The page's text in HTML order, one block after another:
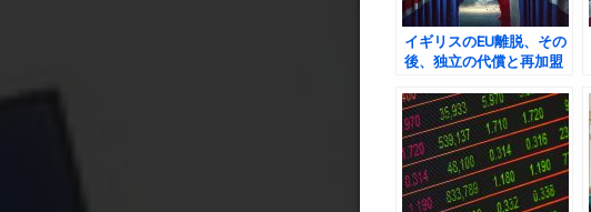
イギリスのEU離脱、その
後、独立の代償と再加盟